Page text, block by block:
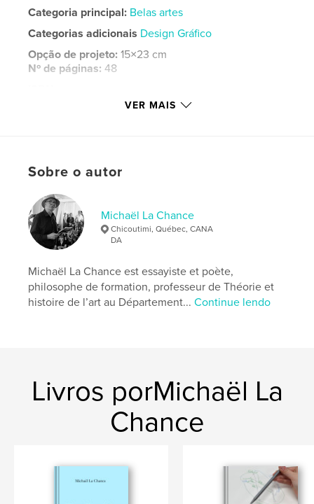
Categoria principal: Belas artes
Categorias adicionais Design Gráfico
Opção de projeto:15×23 cm
Nº de páginas:48
Capa mole: 9781006569821
Palavras-chavee
VER MAIS
Sobre o autor
Michaël La Chance
Chicoutimi, Québec, CANA
DA
Michaël La Chance est essayiste et poète,
philosophe de formation, professeur de Théorie et
histoire de l’art au Département...Continue lendo
Livros porMichaël La
Chance